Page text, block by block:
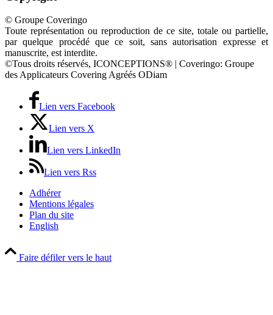
© Groupe Coveringo
Toute représentation ou reproduction de ce site, totale ou partielle,
par quelque procédé que ce soit, sans autorisation expresse et
manuscrite, est interdite.
©Tous droits réservés, ICONCEPTIONS® | Coveringo: Groupe
des Applicateurs Covering Agréés ODiam
Lien vers Facebook
Lien vers X
Lien vers LinkedIn
Lien vers Rss
Adhérer
Mentions légales
Plan du site
English
Faire défiler vers le haut